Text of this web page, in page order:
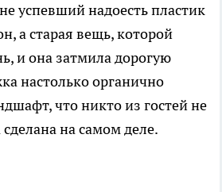
успевший надоесть пластик
а старая вещь, которой
и она затмила дорогую
настолько органично
что никто из гостей не
на самом деле.